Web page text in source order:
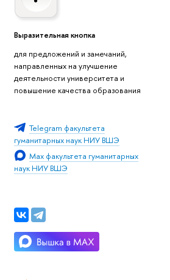
Выразительная кнопка
для предложений и замечаний,
направленных на улучшение
деятельности университета и
повышение качества образования
Telegram факультета
гуманитарных наук НИУ ВШЭ
Max факультета гуманитарных
наук НИУ ВШЭ